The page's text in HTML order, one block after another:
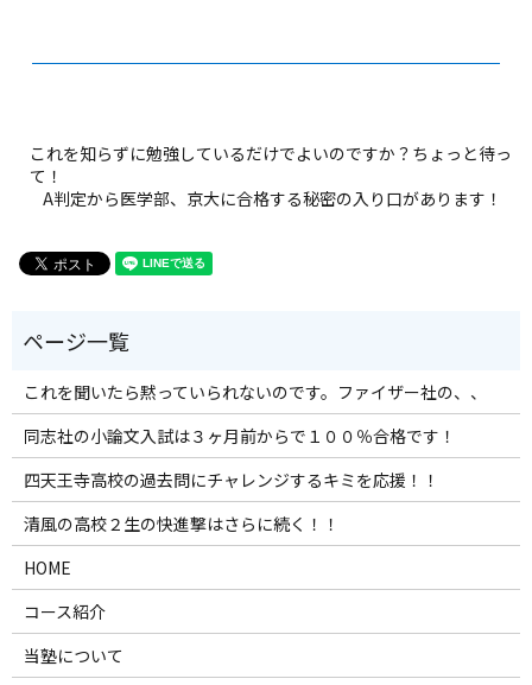
これを知らずに勉強しているだけでよいのですか？ちょっと待っ
て！
A判定から医学部、京大に合格する秘密の入り口があります！
これを聞いたら黙っていられないのです。ファイザー社の、、
同志社の小論文入試は３ヶ月前からで１００％合格です！
四天王寺高校の過去問にチャレンジするキミを応援！！
清風の高校２生の快進撃はさらに続く！！
HOME
コース紹介
当塾について